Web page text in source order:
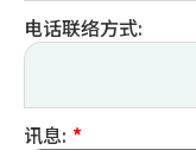
电话联络方式:
讯息: *